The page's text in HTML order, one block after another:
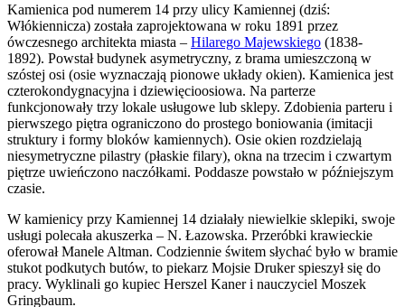
Kamienica pod numerem 14 przy ulicy Kamiennej (dziś:
Włókiennicza) została zaprojektowana w roku 1891 przez
ówczesnego architekta miasta – Hilarego Majewskiego (1838-
1892). Powstał budynek asymetryczny, z brama umieszczoną w
szóstej osi (osie wyznaczają pionowe układy okien). Kamienica jest
czterokondygnacyjna i dziewięcioosiowa. Na parterze
funkcjonowały trzy lokale usługowe lub sklepy. Zdobienia parteru i
pierwszego piętra ograniczono do prostego boniowania (imitacji
struktury i formy bloków kamiennych). Osie okien rozdzielają
niesymetryczne pilastry (płaskie filary), okna na trzecim i czwartym
piętrze uwieńczono naczółkami. Poddasze powstało w późniejszym
czasie.
W kamienicy przy Kamiennej 14 działały niewielkie sklepiki, swoje
usługi polecała akuszerka – N. Łazowska. Przeróbki krawieckie
oferował Manele Altman. Codziennie świtem słychać było w bramie
stukot podkutych butów, to piekarz Mojsie Druker spieszył się do
pracy. Wyklinali go kupiec Herszel Kaner i nauczyciel Moszek
Gringbaum.